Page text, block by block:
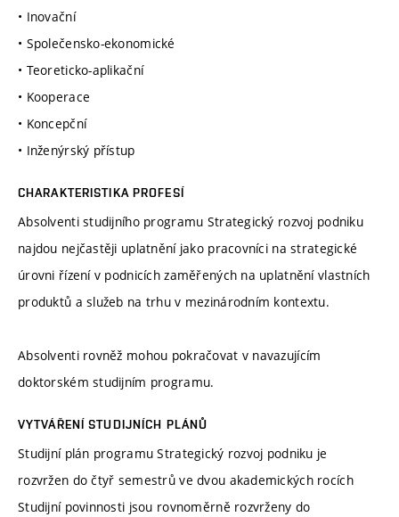
• Inovační
• Společensko-ekonomické
• Teoreticko-aplikační
• Kooperace
• Koncepční
• Inženýrský přístup
CHARAKTERISTIKA PROFESÍ
Absolventi studijního programu Strategický rozvoj podniku
najdou nejčastěji uplatnění jako pracovníci na strategické
úrovni řízení v podnicích zaměřených na uplatnění vlastních
produktů a služeb na trhu v mezinárodním kontextu.
Absolventi rovněž mohou pokračovat v navazujícím
doktorském studijním programu.
VYTVÁŘENÍ STUDIJNÍCH PLÁNŮ
Studijní plán programu Strategický rozvoj podniku je
rozvržen do čtyř semestrů ve dvou akademických rocích
Studijní povinnosti jsou rovnoměrně rozvrženy do